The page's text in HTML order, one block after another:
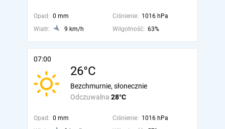
Opad: 0 mm Ciśnienie: 1016 hPa
Wiatr:
9 km/h Wilgotność: 63%
07:00
26°C
Odczuwalna 28°C
Bezchmurnie, słonecznie
Opad: 0 mm Ciśnienie: 1016 hPa